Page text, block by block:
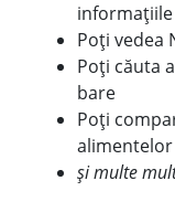
Poți vedea
Poți căuta
bare
Poți
alimentelor
și multe